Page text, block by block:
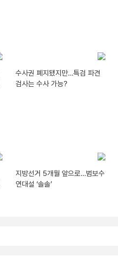
수사권 폐지됐지만…특검 파견
검사는 수사 가능?
지방선거 5개월 앞으로…범보수
연대설 ‘솔솔’